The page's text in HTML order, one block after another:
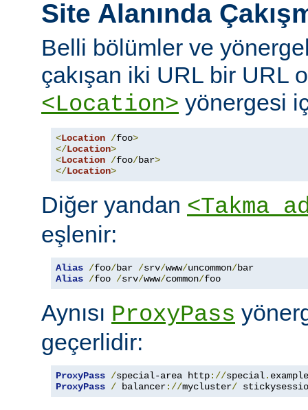
Site Alanında
Belli bölümler ve
çakışan iki URL bir URL
<Location> yönergesi
<Location /foo>
</Location>
<Location /foo/bar>
</Location>
Diğer yandan <Takma
eşlenir:
Alias /foo/bar /srv/www/uncommon/
Alias /foo /srv/www/common/foo
Aynısı ProxyPass
geçerlidir:
ProxyPass /special-area http://special. example
ProxyPass / balancer://mycluster/